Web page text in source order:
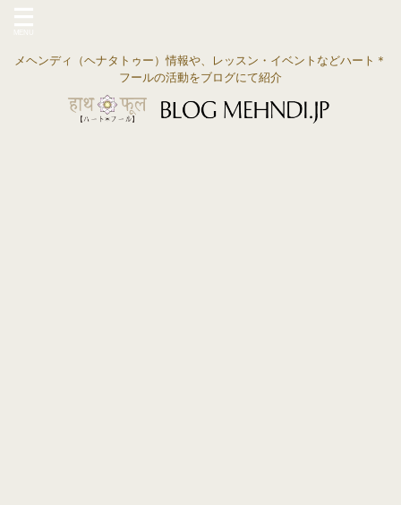
メヘンディ（ヘナタトゥー）情報や、レッスン・イベントなどハート＊
フールの活動をブログにて紹介